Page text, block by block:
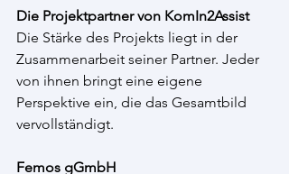
Die Projektpartner von KomIn2Assist
Die Stärke des Projekts liegt in der
Zusammenarbeit seiner Partner. Jeder
von ihnen bringt eine eigene
Perspektive ein, die das Gesamtbild
vervollständigt.
Femos gGmbH